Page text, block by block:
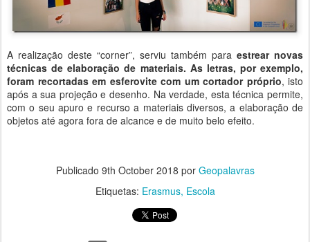
A realização deste “corner”, serviu também para estrear novas
técnicas de elaboração de materiais. As letras, por exemplo,
foram recortadas em esferovite com um cortador próprio, isto
após a sua projeção e desenho. Na verdade, esta técnica permite,
com o seu apuro e recurso a materiais diversos, a elaboração de
objetos até agora fora de alcance e de muito belo efeito.
Publicado 9th October 2018 por Geopalavras
Etiquetas: Erasmus Escola